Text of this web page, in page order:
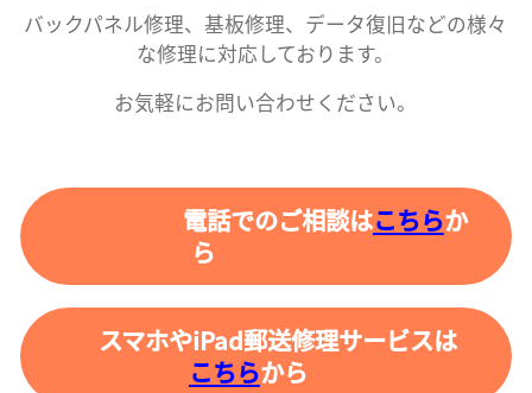
バックパネル修理、基板修理、データ復旧などの様々
な修理に対応しております。
お気軽にお問い合わせください。
電話でのご相談はこちらか
ら
スマホやiPad郵送修理サービスは
こちらから